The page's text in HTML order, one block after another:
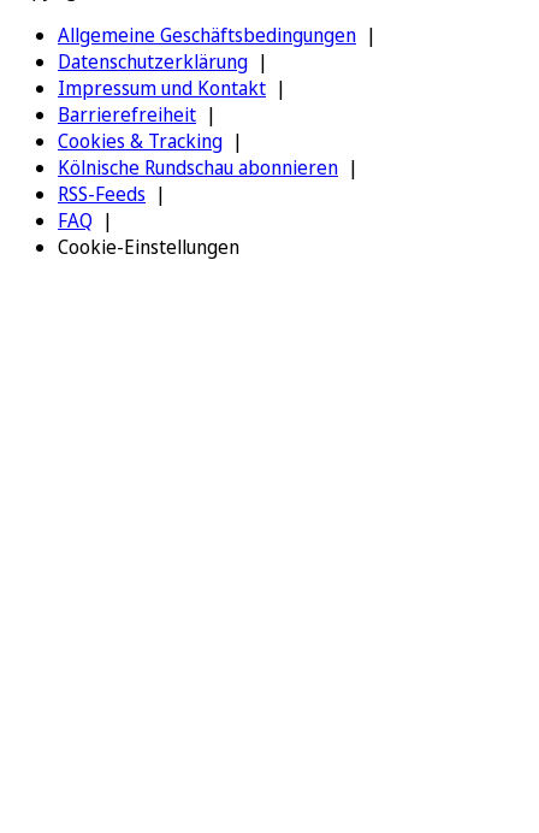
Allgemeine Geschäftsbedingungen
Datenschutzerklärung
Impressum und Kontakt
Barrierefreiheit
Cookies & Tracking
Kölnische Rundschau abonnieren
RSS-Feeds
FAQ
Cookie-Einstellungen